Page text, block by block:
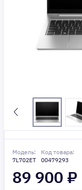
Модель:
7L702ET
Код товара:
00479293
89 900 ₽